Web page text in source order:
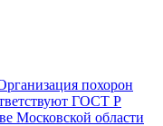
похорон
ГОСТ Р
Московской области